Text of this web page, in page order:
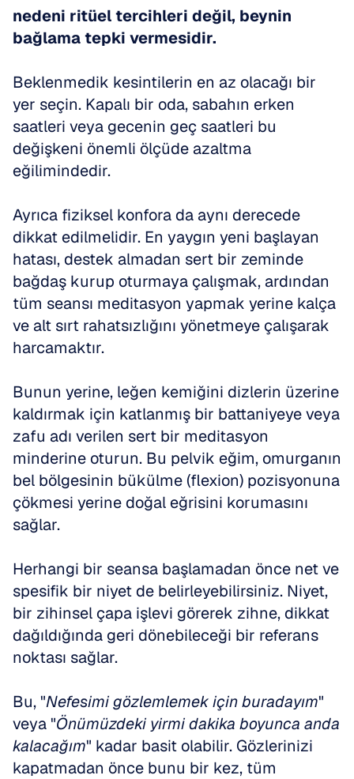
nedeni ritüel tercihleri değil, beynin
bağlama tepki vermesidir.
Beklenmedik kesintilerin en az olacağı bir
yer seçin. Kapalı bir oda, sabahın erken
saatleri veya gecenin geç saatleri bu
değişkeni önemli ölçüde azaltma
eğilimindedir.
Ayrıca fiziksel konfora da aynı derecede
dikkat edilmelidir. En yaygın yeni başlayan
hatası, destek almadan sert bir zeminde
bağdaş kurup oturmaya çalışmak, ardından
tüm seansı meditasyon yapmak yerine kalça
ve alt sırt rahatsızlığını yönetmeye çalışarak
harcamaktır.
Bunun yerine, leğen kemiğini dizlerin üzerine
kaldırmak için katlanmış bir battaniyeye veya
zafu adı verilen sert bir meditasyon
minderine oturun. Bu pelvik eğim, omurganın
bel bölgesinin bükülme (flexion) pozisyonuna
çökmesi yerine doğal eğrisini korumasını
sağlar.
Herhangi bir seansa başlamadan önce net ve
spesifik bir niyet de belirleyebilirsiniz. Niyet,
bir zihinsel çapa işlevi görerek zihne, dikkat
dağıldığında geri dönebileceği bir referans
noktası sağlar.
Bu, "Nefesimi gözlemlemek için buradayım"
veya "Önümüzdeki yirmi dakika boyunca anda
kalacağım" kadar basit olabilir. Gözlerinizi
kapatmadan önce bunu bir kez, tüm